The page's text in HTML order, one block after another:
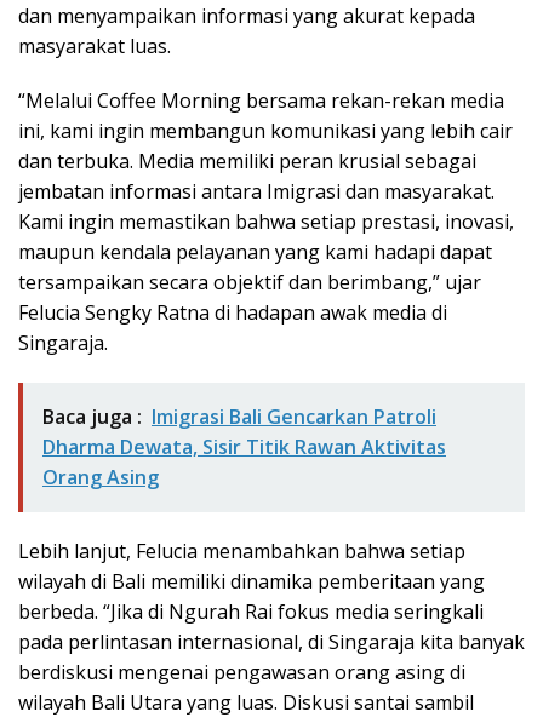
dan menyampaikan informasi yang akurat kepada
masyarakat luas.
“Melalui Coffee Morning bersama rekan-rekan media
ini, kami ingin membangun komunikasi yang lebih cair
dan terbuka. Media memiliki peran krusial sebagai
jembatan informasi antara Imigrasi dan masyarakat.
Kami ingin memastikan bahwa setiap prestasi, inovasi,
maupun kendala pelayanan yang kami hadapi dapat
tersampaikan secara objektif dan berimbang,” ujar
Felucia Sengky Ratna di hadapan awak media di
Singaraja.
Baca juga : Imigrasi Bali Gencarkan Patroli
Dharma Dewata, Sisir Titik Rawan Aktivitas
Orang Asing
Lebih lanjut, Felucia menambahkan bahwa setiap
wilayah di Bali memiliki dinamika pemberitaan yang
berbeda. “Jika di Ngurah Rai fokus media seringkali
pada perlintasan internasional, di Singaraja kita banyak
berdiskusi mengenai pengawasan orang asing di
wilayah Bali Utara yang luas. Diskusi santai sambil